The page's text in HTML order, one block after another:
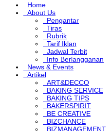
Home
About Us
Pengantar
Tiras
Rubrik
Tarif Iklan
Jadwal Terbit
Info Berlangganan
News & Events
Artikel
ART&DECCO
BAKING SERVICE
BAKING TIPS
BAKERSPIRIT
BE CREATIVE
BIZCHANCE
BIZMANAGEMENT